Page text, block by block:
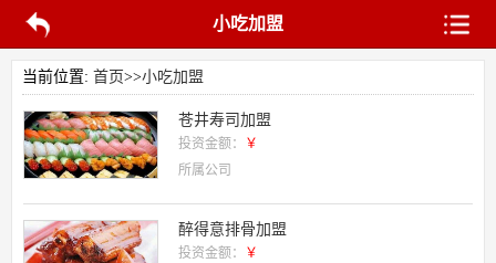
小吃加盟
当前位置: 首页>>小吃加盟
苍井寿司加盟
投资金额：
￥
所属公司
醉得意排骨加盟
投资金额：
￥